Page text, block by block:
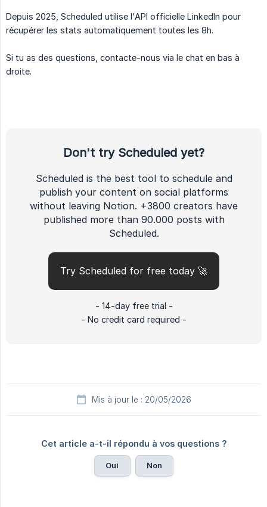
Depuis 2025, Scheduled utilise l'API officielle LinkedIn pour
récupérer les stats automatiquement toutes les 8h.
Si tu as des questions, contacte-nous via le chat en bas à
droite.
Don't try Scheduled yet?
Scheduled is the best tool to schedule and
publish your content on social platforms
without leaving Notion. +3800 creators have
published more than 90.000 posts with
Scheduled.
Try Scheduled for free today 🚀
- 14-day free trial -
- No credit card required -
Mis à jour le : 20/05/2026
Cet article a-t-il répondu à vos questions ?
Oui Non